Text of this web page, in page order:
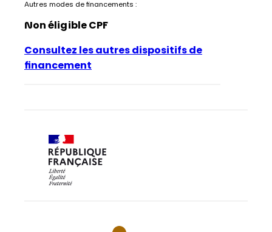
Autres modes de financements :
Non éligible CPF
Consultez les autres dispositifs de
financement